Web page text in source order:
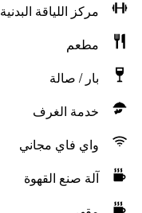
مركز اللياقة البدنية
مطعم
بار / صالة
خدمة الغرف
واي فاي مجاني
آلة صنع القهوة